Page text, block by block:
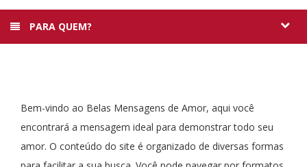
PARA QUEM?
Bem-vindo ao Belas Mensagens de Amor, aqui você
encontrará a mensagem ideal para demonstrar todo seu
amor. O conteúdo do site é organizado de diversas formas